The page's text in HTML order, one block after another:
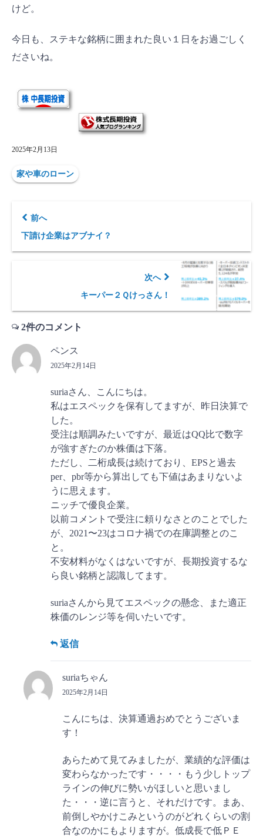
けど。
今日も、ステキな銘柄に囲まれた良い１日をお過ごしく
ださいね。
2025年2月13日
家や車のローン
前へ
下請け企業はアブナイ？
次へ
キーパー２Ｑけっさん！
2件のコメント
ペンス
2025年2月14日
suriaさん、こんにちは。
私はエスペックを保有してますが、昨日決算で
した。
受注は順調みたいですが、最近はQQ比で数字
が強すぎたのか株価は下落。
ただし、二桁成長は続けており、EPSと過去
per、pbr等から算出しても下値はあまりないよ
うに思えます。
ニッチで優良企業。
以前コメントで受注に頼りなさとのことでした
が、2021〜23はコロナ禍での在庫調整とのこ
と。
不安材料がなくはないですが、長期投資するな
ら良い銘柄と認識してます。
suriaさんから見てエスペックの懸念、また適正
株価のレンジ等を伺いたいです。
返信
suriaちゃん
2025年2月14日
こんにちは、決算通過おめでとうございま
す！
あらためて見てみましたが、業績的な評価は
変わらなかったです・・・・もう少しトップ
ラインの伸びに勢いがほしいと思いまし
た・・・逆に言うと、それだけです。まあ、
前倒しやかけこみというのがどれくらいの割
合なのかにもよりますが。低成長で低ＰＥ